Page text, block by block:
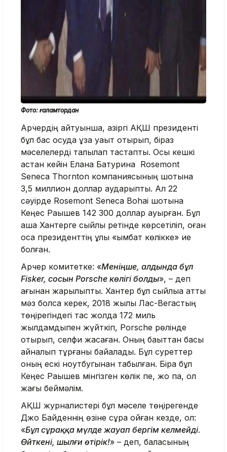
Фото: ғаламтордан
Арчердің айтуынша, қазіргі АҚШ президенті
бұл бас қосуда ұзақ уақыт отырып, біраз
мәселелерді талқылап тастапты. Осы кешкі
астан кейін Елана Батурина Rosemont
Seneca Thornton компаниясының шотына
3,5 миллион доллар аударыпты. Ал 22
сәуірде Rosemont Seneca Bohai шотына
Кеңес Рақышев 142 300 доллар ауырған. Бұл
ақша Хантерге сыйлық ретінде көрсетіліп, оған
қоса президенттің ұлы «қымбат көлікке» ие
болған.
Арчер комитетке: «Меніңше, алдында бұл
Fisker, сосын Porsche көлігі болды», – деп
ағынан жарылыпты. Хантер бұл сыйлыққа қатты
мәз болса керек, 2018 жылы Лас-Вегастың
төңірегіндегі тас жолда 172 миль
жылдамдықпен жүйткіп, Porsche рөлінде
отырып, селфи жасаған. Оның бақыттан басы
айналып тұрғаны байқалады. Бұл суреттер
оның ескі ноутбугынан табылған. Бірақ бұл
Кеңес Рақышев мінгізген көлік пе, жоқ па, ол
жағы беймәлім.
АҚШ журналистері бұл мәселе төңірегенде
Джо Байденнің өзіне сұрақ қойған кезде, ол:
«Бұл сұраққа мүлде жауап бергім келмейді.
Өйткені, шылғи өтірік!» – деп, баласының